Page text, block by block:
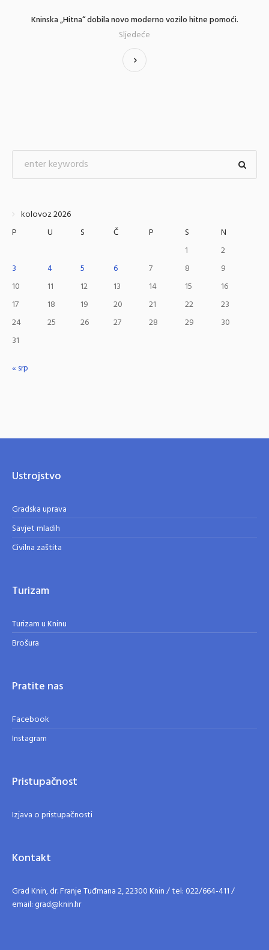
Kninska „Hitna“ dobila novo moderno vozilo hitne pomoći.
Sljedeće
kolovoz 2026
P
U S Č P S
N
1
2
3
4 5 6 7 8
9
10
11 12 13 14 15
16
17
18 19 20 21 22
23
24
25 26 27 28 29
30
31
« srp
Ustrojstvo
Gradska uprava
Savjet mladih
Civilna zaštita
Turizam
Turizam u Kninu
Brošura
Pratite nas
Facebook
Instagram
Pristupačnost
Izjava o pristupačnosti
Kontakt
Grad Knin, dr. Franje Tuđmana 2, 22300 Knin / tel: 022/664-411 /
email: grad@knin.hr